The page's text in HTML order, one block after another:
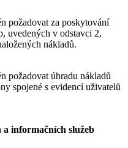
požadovat za poskytování
uvedených v odstavci 2,
nákladů.
požadovat úhradu nákladů
spojené s evidencí uživatelů
informačních služeb